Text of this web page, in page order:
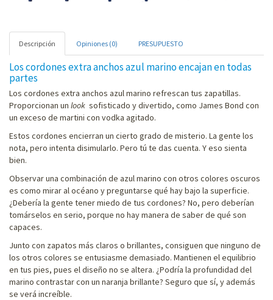
Descripción Opiniones (0) PRESUPUESTO
Los cordones extra anchos azul marino encajan en todas
partes
Los cordones extra anchos azul marino refrescan tus zapatillas.
Proporcionan un look sofisticado y divertido, como James Bond con
un exceso de martini con vodka agitado.
Estos cordones encierran un cierto grado de misterio. La gente los
nota, pero intenta disimularlo. Pero tú te das cuenta. Y eso sienta
bien.
Observar una combinación de azul marino con otros colores oscuros
es como mirar al océano y preguntarse qué hay bajo la superficie.
¿Debería la gente tener miedo de tus cordones? No, pero deberían
tomárselos en serio, porque no hay manera de saber de qué son
capaces.
Junto con zapatos más claros o brillantes, consiguen que ninguno de
los otros colores se entusiasme demasiado. Mantienen el equilibrio
en tus pies, pues el diseño no se altera. ¿Podría la profundidad del
marino contrastar con un naranja brillante? Seguro que sí, y además
se verá increíble.